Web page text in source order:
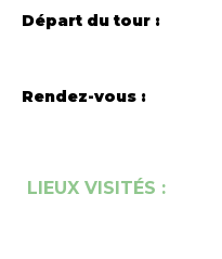
Départ du tour :
Rendez-vous :
LIEUX VISITÉS :